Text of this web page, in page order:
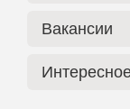
Вакансии